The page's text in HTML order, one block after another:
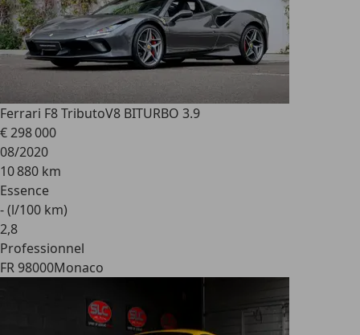
Ferrari F8 TributoV8 BITURBO 3.9
€ 298 000
08/2020
10 880 km
Essence
- (l/100 km)
2,8
Professionnel
FR 98000Monaco